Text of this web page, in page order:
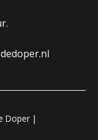
Doper |